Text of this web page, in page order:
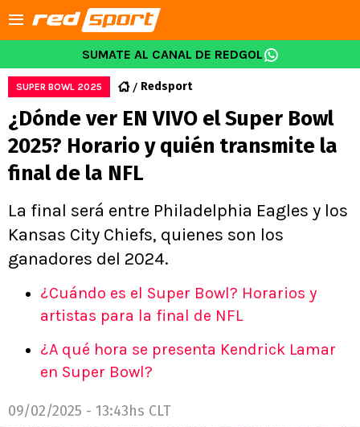
SUMATE AL CANAL DE REDGOL
SUPER BOWL 2025 Redsport
¿Dónde ver EN VIVO el Super Bowl
2025? Horario y quién transmite la
final de la NFL
La final será entre Philadelphia Eagles y los
Kansas City Chiefs, quienes son los
ganadores del 2024.
¿Cuándo es el Super Bowl? Horarios y
artistas para la final de NFL
¿A qué hora se presenta Kendrick Lamar
en Super Bowl?
09/02/2025 - 13:43hs CLT